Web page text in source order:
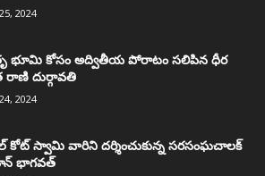
2024
భూమి కోసం అద్వితీయ పోరాటం సలిపిన ధీర
రాణి దుర్గావతి
2024
కోట్‌ స్వామి వారిని దర్శించుకున్న సరసంఘచాలక్
భాగవత్